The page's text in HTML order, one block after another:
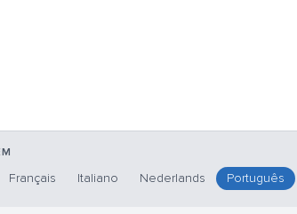
Français Italiano Nederlands Português